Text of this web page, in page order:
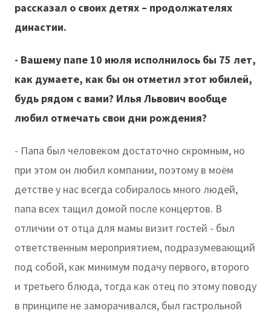
рассказал о своих детях – продолжателях
династии.
- Вашему папе 10 июля исполнилось бы 75 лет,
как думаете, как бы он отметил этот юбилей,
будь рядом с вами? Илья Львович вообще
любил отмечать свои дни рождения?
- Папа был человеком достаточно скромным, но
при этом он любил компании, поэтому в моём
детстве у нас всегда собиралось много людей,
папа всех тащил домой после концертов. В
отличии от отца для мамы визит гостей - был
ответственным мероприятием, подразумевающий
под собой, как минимум подачу первого, второго
и третьего блюда, тогда как отец по этому поводу
в принципе не заморачивался, был гастрольной